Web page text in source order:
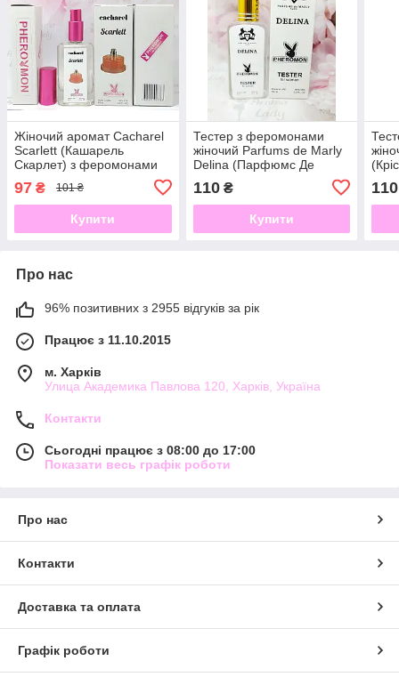
Жіночий аромат Cacharel
Scarlett (Кашарель
Скарлет) з феромонами
97 ₴ 101 ₴
Купити
Тестер з феромонами
жіночий Parfums de Marly
Delina (Парфюмс Де
110₴
Купити
110
Про нас
96% позитивних з 2955 відгуків за рік
Працює з 11.10.2015
м. Харків
Улица Академика Павлова 120, Харків, Україна
Контакти
Сьогодні працює з 08:00 до 17:00
Показати весь графік роботи
Про нас
Контакти
Доставка та оплата
Графік роботи